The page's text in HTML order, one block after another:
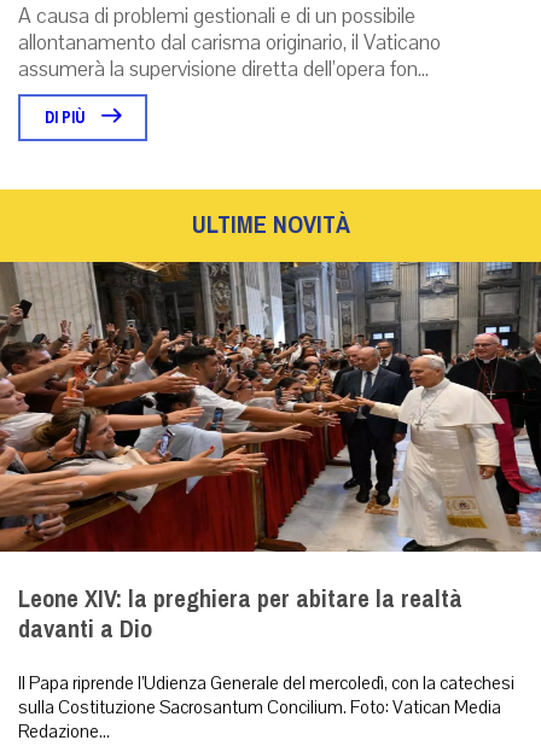
A causa di problemi gestionali e di un possibile
allontanamento dal carisma originario, il Vaticano
assumerà la supervisione diretta dell’opera fon...
DI PIÙ
ULTIME NOVITÀ
Leone XIV: la preghiera per abitare la realtà
davanti a Dio
Il Papa riprende l’Udienza Generale del mercoledì, con la catechesi
sulla Costituzione Sacrosantum Concilium. Foto: Vatican Media
Redazione...